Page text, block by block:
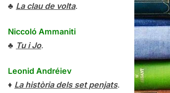
♣ La clau de volta.
Niccoló Ammaniti
♣ Tu i Jo.
Leonid Andréiev
♦ La història dels set penjats.